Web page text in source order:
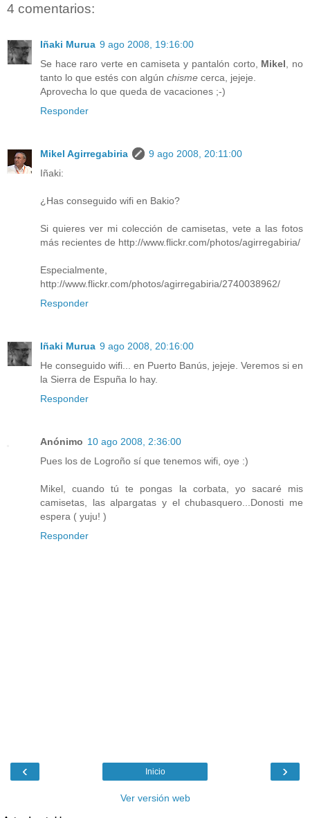
4 comentarios:
Iñaki Murua 9 ago 2008, 19:16:00
Se hace raro verte en camiseta y pantalón corto, Mikel , no
tanto lo que estés con algún chisme cerca, jejeje.
Aprovecha lo que queda de vacaciones ;-)
Responder
Mikel Agirregabiria
9 ago 2008, 20:11:00
Iñaki:
¿Has conseguido wifi en Bakio?
Si quieres ver mi colección de camisetas, vete a las fotos
más recientes de http://www.flickr.com/photos/agirregabiria/
Especialmente,
http://www.flickr.com/photos/agirregabiria/2740038962/
Responder
Iñaki Murua 9 ago 2008, 20:16:00
He conseguido wifi... en Puerto Banús, jejeje. Veremos si en
la Sierra de Espuña lo hay.
Responder
Anónimo 10 ago 2008, 2:36:00
Pues los de Logroño sí que tenemos wifi, oye :)
Mikel, cuando tú te pongas la corbata, yo sacaré mis
camisetas, las alpargatas y el chubasquero...Donosti me
espera ( yuju! )
Responder
‹ ›
Inicio
Ver versión web